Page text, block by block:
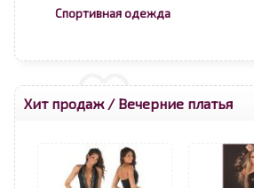
Спортивная одежда
Хит продаж/ Вечерние платья